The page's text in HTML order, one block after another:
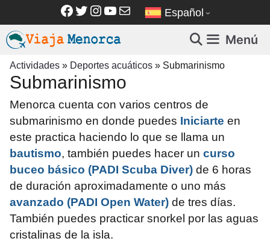
contenido
Facebook
Twitter
Instagram
YouTube
Correo electrónico
Español
Menú
Actividades » Deportes acuáticos » Submarinismo
Submarinismo
Menorca cuenta con varios centros de
submarinismo en donde puedes Iniciarte en
este practica haciendo lo que se llama un
bautismo, también puedes hacer un curso
buceo básico (PADI Scuba Diver) de 6 horas
de duración aproximadamente o uno más
avanzado (PADI Open Water) de tres días.
También puedes practicar snorkel por las aguas
cristalinas de la isla.